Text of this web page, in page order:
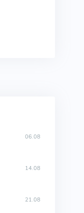
06.08
14.08
21.08